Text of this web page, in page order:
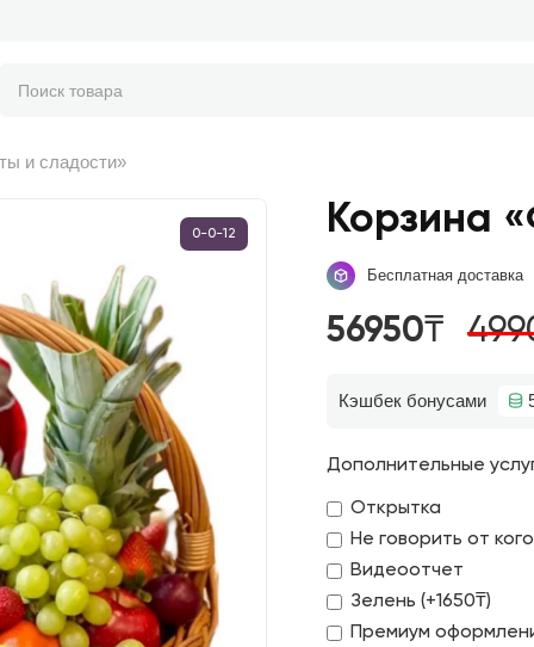
и сладости»
0-0-12 Корзина
Бесплатная доставка
56950₸
Кэшбек бонусами
Дополнительные
Открытка
Не говорить от
Видеоотчет
Зелень (+1650₸)
Премиум